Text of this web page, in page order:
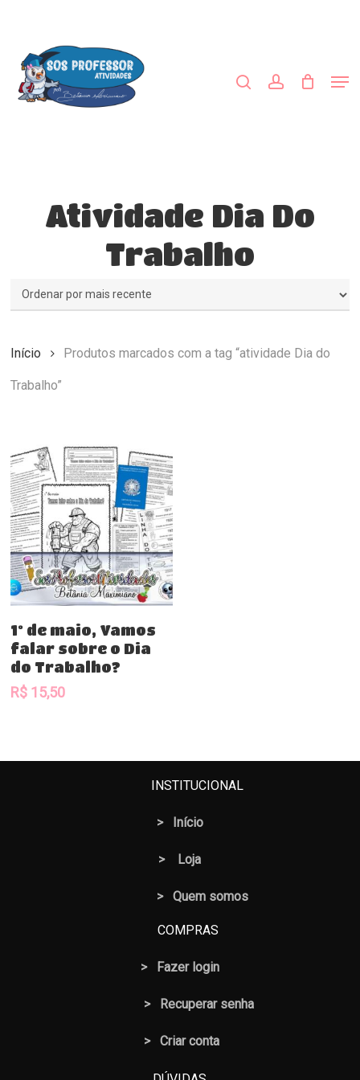
content
Atividade Dia Do
Trabalho
Início Produtos marcados com a tag “atividade Dia do
Trabalho”
Comprar
1º de maio, Vamos
falar sobre o Dia
do Trabalho?
R$ 15,50
INSTITUCIONAL
> Início
> Loja
> Quem somos
COMPRAS
> Fazer login
> Recuperar senha
> Criar conta